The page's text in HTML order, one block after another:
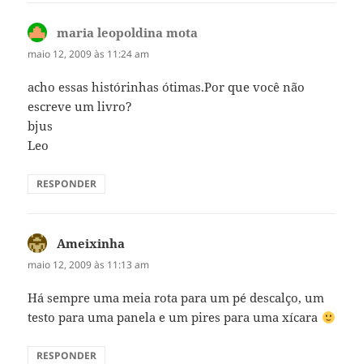
maria leopoldina mota
maio 12, 2009 às 11:24 am
acho essas histórinhas ótimas.Por que você não
escreve um livro?
bjus
Leo
RESPONDER
Ameixinha
maio 12, 2009 às 11:13 am
Há sempre uma meia rota para um pé descalço, um
testo para uma panela e um pires para uma xícara
RESPONDER